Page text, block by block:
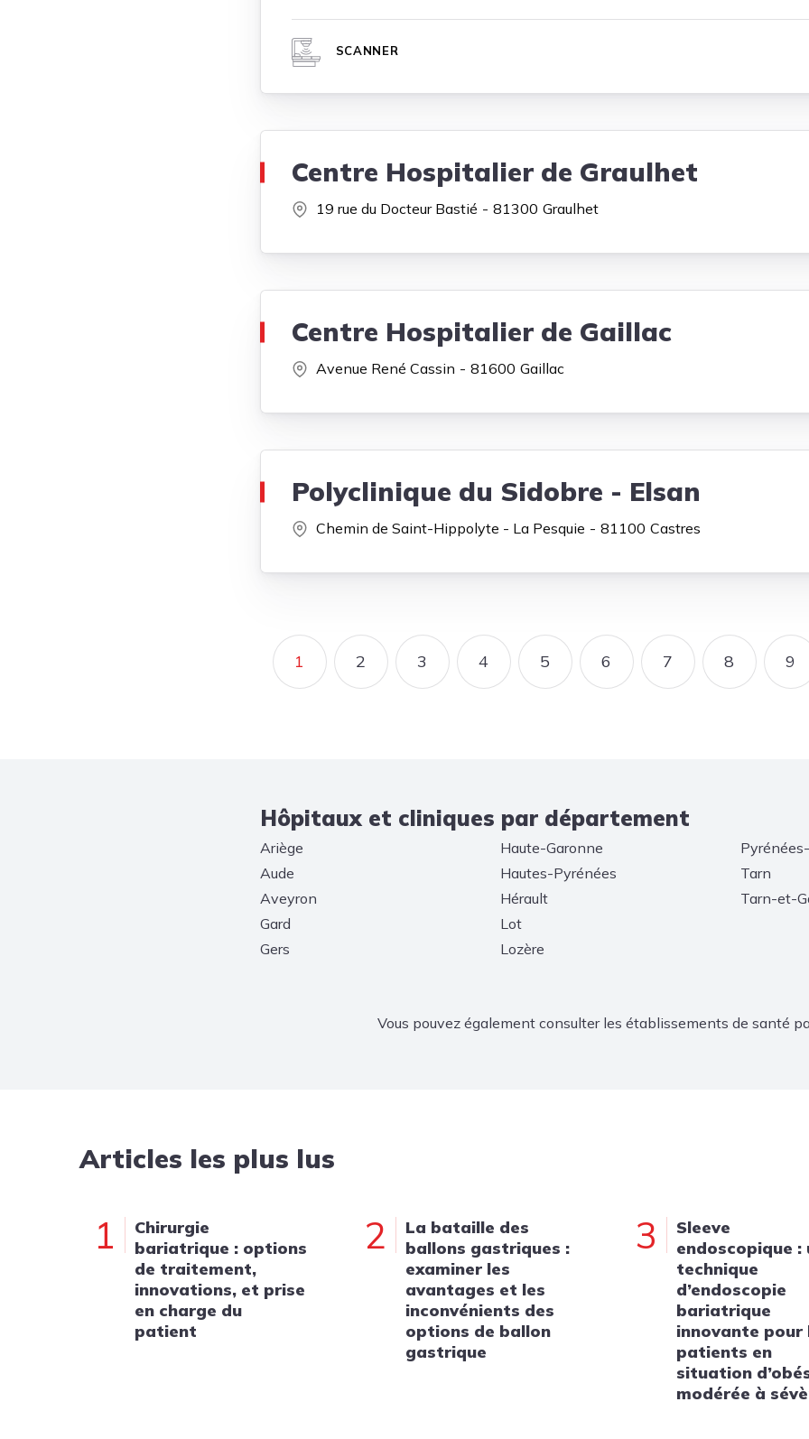
SCANNER
Centre Hospitalier de Graulhet
19 rue du Docteur Bastié 81300 Graulhet
Centre Hospitalier de Gaillac
Avenue René Cassin 81600 Gaillac
Polyclinique du Sidobre - Elsan
Chemin de Saint-Hippolyte - La Pesquie 81100 Castres
PAGE COURANTE
1 PAGE
2 PAGE
3 PAGE
4 PAGE
5 PAGE
6 PAGE
7 PAGE
8 9
Hôpitaux et cliniques par département
Ariège
Aude
Aveyron
Gard
Gers
Haute-Garonne
Hautes-Pyrénées
Hérault
Lot
Lozère
Tarn
Tarn-et-
Vous pouvez également consulter les établissements de santé
Articles les plus lus
1
Chirurgie
bariatrique : options
de traitement,
innovations, et prise
en charge du
patient
2
La bataille des
ballons gastriques :
examiner les
avantages et les
inconvénients des
options de ballon
gastrique
3
Sleeve
endoscopique :
technique
d’endoscopie
bariatrique
innovante pour
patients en
situation
modérée à